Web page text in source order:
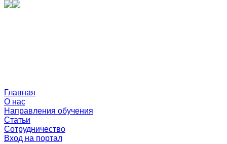
Главная
О нас
Направления обучения
Статьи
Сотрудничество
Вход на портал